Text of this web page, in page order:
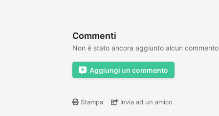
Commenti
Non è stato ancora aggiunto alcun commento
Aggiungi un commento
Stampa Invia ad un amico